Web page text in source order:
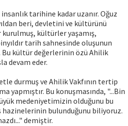
tarihine kadar uzanır. Oğuz
beri, devletini ve kültürünü
kültürler yaşamış,
tarih sahnesinde oluşunun
kültür değerlerinin özü Ahilik
devam eder.
durmuş ve Ahilik Vakfının tertip
Bu konuşmasında, "...Bin
medeniyetimizin olduğunu bu
bulunduğunu biliyoruz.
demiştir.